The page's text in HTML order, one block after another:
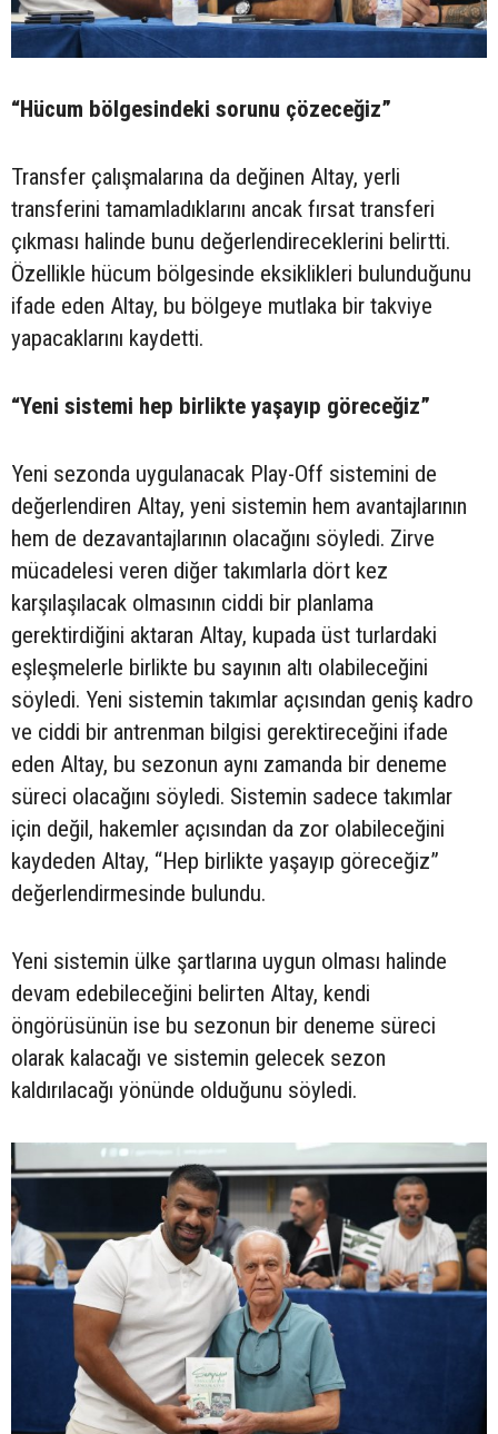
“Hücum bölgesindeki sorunu çözeceğiz”
Transfer çalışmalarına da değinen Altay, yerli
transferini tamamladıklarını ancak fırsat transferi
çıkması halinde bunu değerlendireceklerini belirtti.
Özellikle hücum bölgesinde eksiklikleri bulunduğunu
ifade eden Altay, bu bölgeye mutlaka bir takviye
yapacaklarını kaydetti.
“Yeni sistemi hep birlikte yaşayıp göreceğiz”
Yeni sezonda uygulanacak Play-Off sistemini de
değerlendiren Altay, yeni sistemin hem avantajlarının
hem de dezavantajlarının olacağını söyledi. Zirve
mücadelesi veren diğer takımlarla dört kez
karşılaşılacak olmasının ciddi bir planlama
gerektirdiğini aktaran Altay, kupada üst turlardaki
eşleşmelerle birlikte bu sayının altı olabileceğini
söyledi. Yeni sistemin takımlar açısından geniş kadro
ve ciddi bir antrenman bilgisi gerektireceğini ifade
eden Altay, bu sezonun aynı zamanda bir deneme
süreci olacağını söyledi. Sistemin sadece takımlar
için değil, hakemler açısından da zor olabileceğini
kaydeden Altay, “Hep birlikte yaşayıp göreceğiz”
değerlendirmesinde bulundu.
Yeni sistemin ülke şartlarına uygun olması halinde
devam edebileceğini belirten Altay, kendi
öngörüsünün ise bu sezonun bir deneme süreci
olarak kalacağı ve sistemin gelecek sezon
kaldırılacağı yönünde olduğunu söyledi.